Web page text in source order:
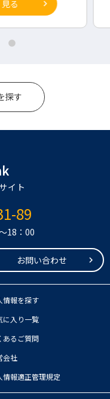
探す
イト
89
18：00
お問い合わせ
情報を探す
に入り一覧
あるご質問
会社
情報適正管理規定